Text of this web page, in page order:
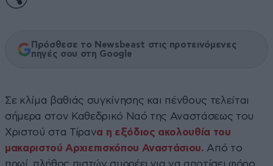
Πρόσθεσε το Newsbeast στις προτεινόμενες
πηγές σου στη Google
Σε κλίμα βαθιάς συγκίνησης και πένθους τελείται
σήμερα στον Καθεδρικό Ναό της Αναστάσεως του
Χριστού στα Τίρανα η εξόδιος ακολουθία του
μακαριστού Αρχιεπισκόπου Αναστάσιου. Από το
πρωί, πλήθος πιστών συρρέει για να αποτίσει φόρο